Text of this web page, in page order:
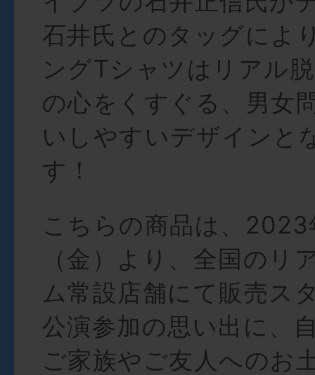
石井氏とのタッグによ
ングTシャツはリアル
の心をくすぐる、男女
いしやすいデザインと
す！
こちらの商品は、2023
（金）より、全国のリ
ム常設店舗にて販売ス
公演参加の思い出に、
ご家族やご友人へのお